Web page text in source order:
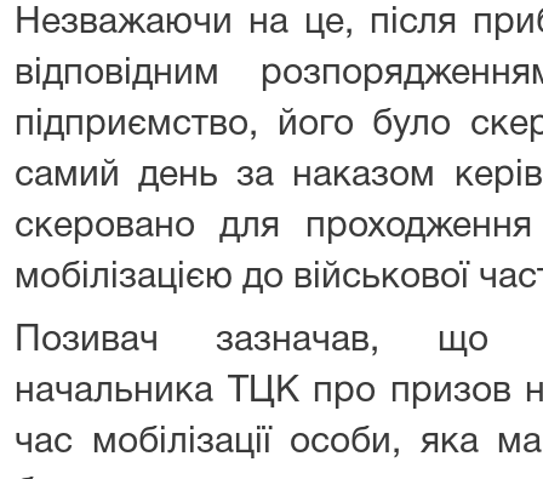
Незважаючи на це, після
відповідним
підприємство, його було
самий день за наказом
скеровано для
мобілізацією до військової
Позивач зазначав, що
начальника ТЦК про призов
час мобілізації особи, яка